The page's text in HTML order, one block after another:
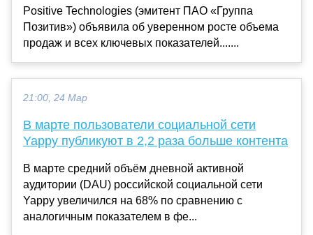
Positive Technologies (эмитент ПАО «Группа
Позитив») объявила об уверенном росте объема
продаж и всех ключевых показателей.......
21:00, 24 Мар
В марте пользователи социальной сети
Yappy публикуют в 2,2 раза больше контента
В марте средний объём дневной активной
аудитории (DAU) российской социальной сети
Yappy увеличился на 68% по сравнению с
аналогичным показателем в фе...